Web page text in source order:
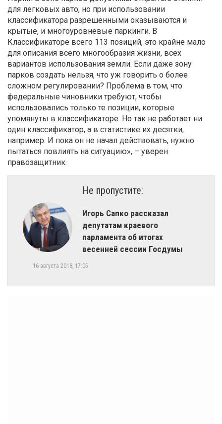
для легковых авто, но при использовании
классификатора разрешенными оказываются и
крытые, и многоуровневые паркинги. В
Классификаторе всего 113 позиций, это крайне мало
для описания всего многообразия жизни, всех
вариантов использования земли. Если даже зону
парков создать нельзя, что уж говорить о более
сложном регулировании? Проблема в том, что
федеральные чиновники требуют, чтобы
использовались только те позиции, которые
упомянуты в классификаторе. Но так не работает ни
один классификатор, а в статистике их десятки,
например. И пока он не начал действовать, нужно
пытаться повлиять на ситуацию», – уверен
правозащитник.
Не пропустите:
Игорь Сапко рассказал
депутатам краевого
парламента об итогах
весенней сессии Госдумы
16 августа 2018, 17:05